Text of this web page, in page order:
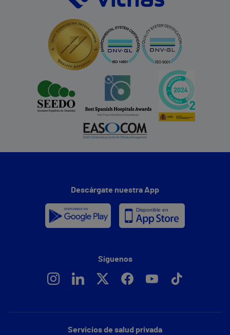
Servicios de salud privada
Descárgate nuestra App
Síguenos